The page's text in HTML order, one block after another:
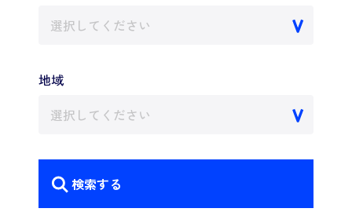
選択してください
地域
選択してください
検索する